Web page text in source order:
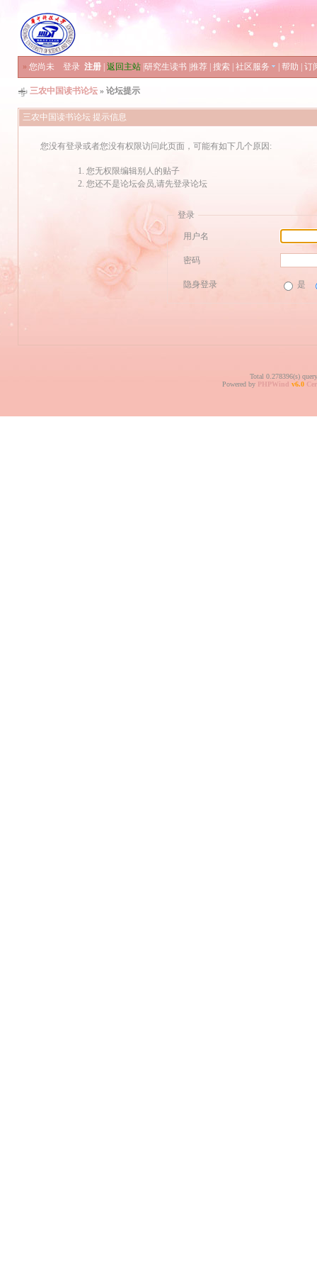
» 您尚未 登录 注册 返回主站 研究生读书 推荐 搜索 社区服务 帮助 订
三农中国读书论坛 » 论坛提示
三农中国读书论坛 提示信息
您没有登录或者您没有权限访问此页面，可能有如下几个原因:
您无权限编辑别人的贴子
您还不是论坛会员,请先登录论坛
登录
用户名
密码
隐身登录 是
Total 0.278396(s)
Powered by PHPWind v6.0